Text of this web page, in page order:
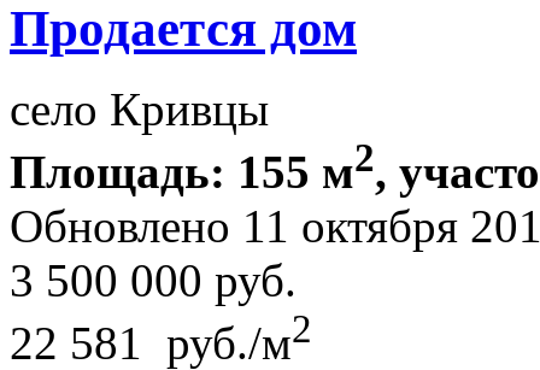
Продается дом
село Кривцы
Площадь: 155 м2,
Обновлено 11 октября
3 500 000 руб.
22 581 руб./м2